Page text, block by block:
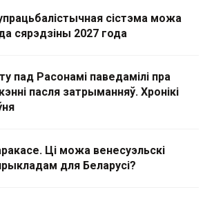
сістэма можа
сярэдзіны 2027 года
пад Расонамі паведамілі пра
пасля затрыманняў. Хронікі
Ці можа венесуэльскі
для Беларусі?